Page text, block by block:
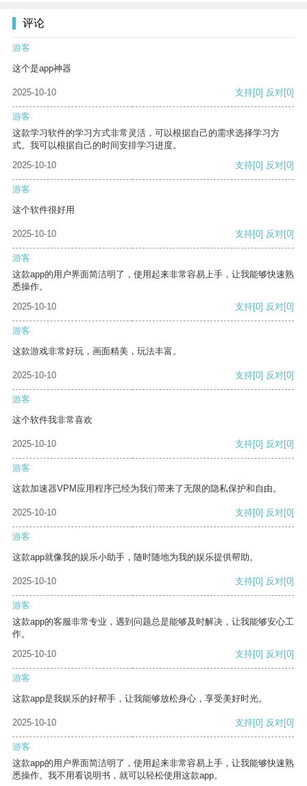
评论
游客
这个是app神器
2025-10-10 支持[0] 反对[0]
游客
这款学习软件的学习方式非常灵活，可以根据自己的需求选择学习方
式。我可以根据自己的时间安排学习进度。
2025-10-10
支持[0] 反对[0]
游客
这个软件很好用
2025-10-10 支持[0] 反对[0]
游客
这款app的用户界面简洁明了，使用起来非常容易上手，让我能够快速熟
悉操作。
2025-10-10
支持[0] 反对[0]
游客
这款游戏非常好玩，画面精美，玩法丰富。
2025-10-10 支持[0] 反对[0]
游客
这个软件我非常喜欢
2025-10-10 支持[0] 反对[0]
游客
这款加速器VPM应用程序已经为我们带来了无限的隐私保护和自由。
2025-10-10 支持[0] 反对[0]
游客
这款app就像我的娱乐小助手，随时随地为我的娱乐提供帮助。
2025-10-10 支持[0] 反对[0]
游客
这款app的客服非常专业，遇到问题总是能够及时解决，让我能够安心工
作。
2025-10-10
支持[0] 反对[0]
游客
这款app是我娱乐的好帮手，让我能够放松身心，享受美好时光。
2025-10-10 支持[0] 反对[0]
游客
这款app的用户界面简洁明了，使用起来非常容易上手，让我能够快速熟
悉操作。我不用看说明书，就可以轻松使用这款app。